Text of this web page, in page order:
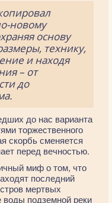
новому
основу
технику,
и находя
– от
до
до нас варианта
торжественного
скорбь сменяется
перед вечностью.
миф о том, что
последний
мертвых
подземной реки